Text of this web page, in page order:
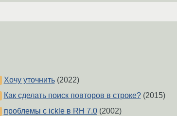
Хочу уточнить(2022)
Как сделать поиск повторов в строке?(2015)
проблемы с ickle в RH 7.0(2002)